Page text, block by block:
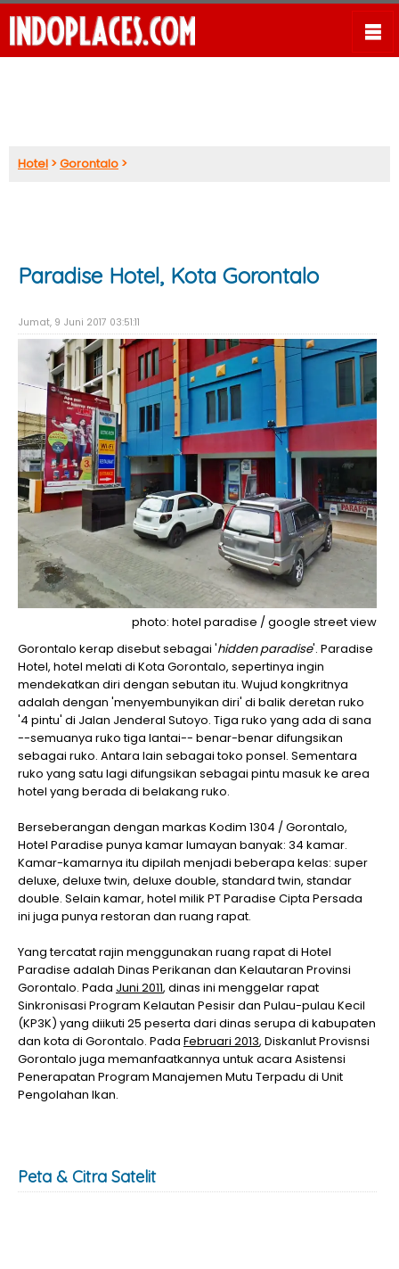
Hotel >Gorontalo >
Paradise Hotel, Kota Gorontalo
Jumat, 9 Juni 2017 03:51:11
photo: hotel paradise / google street view
Gorontalo kerap disebut sebagai 'hidden paradise'. Paradise
Hotel, hotel melati di Kota Gorontalo, sepertinya ingin
mendekatkan diri dengan sebutan itu. Wujud kongkritnya
adalah dengan 'menyembunyikan diri' di balik deretan ruko
'4 pintu' di Jalan Jenderal Sutoyo. Tiga ruko yang ada di sana
--semuanya ruko tiga lantai-- benar-benar difungsikan
sebagai ruko. Antara lain sebagai toko ponsel. Sementara
ruko yang satu lagi difungsikan sebagai pintu masuk ke area
hotel yang berada di belakang ruko.
Berseberangan dengan markas Kodim 1304 / Gorontalo,
Hotel Paradise punya kamar lumayan banyak: 34 kamar.
Kamar-kamarnya itu dipilah menjadi beberapa kelas: super
deluxe, deluxe twin, deluxe double, standard twin, standar
double. Selain kamar, hotel milik PT Paradise Cipta Persada
ini juga punya restoran dan ruang rapat.
Yang tercatat rajin menggunakan ruang rapat di Hotel
Paradise adalah Dinas Perikanan dan Kelautaran Provinsi
Gorontalo. Pada Juni 2011, dinas ini menggelar rapat
Sinkronisasi Program Kelautan Pesisir dan Pulau-pulau Kecil
(KP3K) yang diikuti 25 peserta dari dinas serupa di kabupaten
dan kota di Gorontalo. Pada Februari 2013, Diskanlut Provisnsi
Gorontalo juga memanfaatkannya untuk acara Asistensi
Penerapatan Program Manajemen Mutu Terpadu di Unit
Pengolahan Ikan.
Peta & Citra Satelit